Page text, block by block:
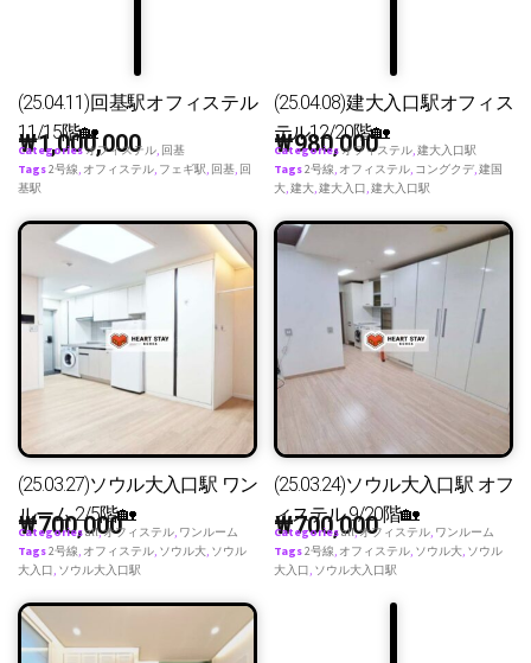
(25.04.11)回基駅オフィステル
11/15階🏡
₩1,000,000
Categoriesオフィステル, 回基
Tags2号線, オフィステル, フェギ駅, 回基, 回
基駅
(25.04.08)建大入口駅オフィス
テル12/20階🏡
₩980,000
Categoriesオフィステル,建大入口駅
Tags2号線, オフィステル, コングクデ,建国
大,建大,建大入口,建大入口駅
(25.03.27)ソウル大入口駅 ワン
ルーム 2/5階🏡
₩700,000
Categoriesall,オフィステル, ワンルーム
Tags2号線, オフィステル, ソウル大, ソウル
大入口, ソウル大入口駅
(25.03.24)ソウル大入口駅 オフ
ィステル 9/20階🏡
₩700,000
Categoriesall,オフィステル, ワンルーム
Tags2号線, オフィステル, ソウル大, ソウル
大入口, ソウル大入口駅